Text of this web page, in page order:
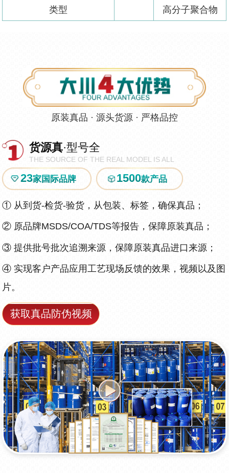
类型 高分子聚合物
原装真品 · 源头货源 · 严格品控
货源真·型号全
THE SOURCE OF THE REAL MODEL IS ALL
23家国际品牌 1500款产品
① 从到货-检货-验货，从包装、标签，确保真品；
② 原品牌MSDS/COA/TDS等报告，保障原装真品；
③ 提供批号批次追溯来源，保障原装真品进口来源；
④ 实现客户产品应用工艺现场反馈的效果，视频以及图
片。
获取真品防伪视频